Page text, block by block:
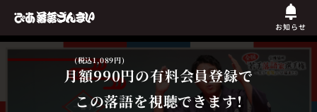
お知らせ
月額990円
(税込1,089円)
の有料会員登録で
この落語を視聴できます!